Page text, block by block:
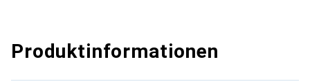
Produktinformationen